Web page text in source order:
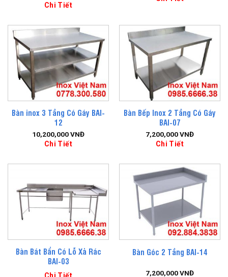
Chi Tiết
Bàn inox 3 Tầng Có Gáy BAI-
12
10,200,000VNĐ
Chi Tiết
Bàn Bếp Inox 2 Tầng Có Gáy
BAI-07
7,200,000VNĐ
Chi Tiết
Bàn Bát Bẩn Có Lỗ Xả Rác
BAI-03
Bàn Góc 2 Tầng BAI-14
7,200,000VNĐ